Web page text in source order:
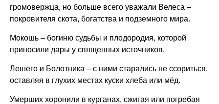
громовержца, но больше всего уважали Велеса –
покровителя скота, богатства и подземного мира.
Мокошь – богиню судьбы и плодородия, которой
приносили дары у священных источников.
Лешего и Болотника – с ними старались не ссориться,
оставляя в глухих местах куски хлеба или мёд.
Умерших хоронили в курганах, сжигая или погребая